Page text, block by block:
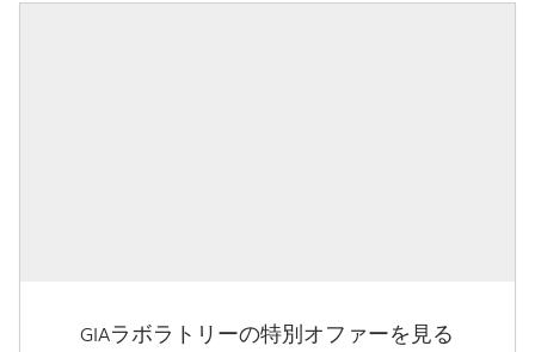
GIAラボラトリーの特別オファーを見る